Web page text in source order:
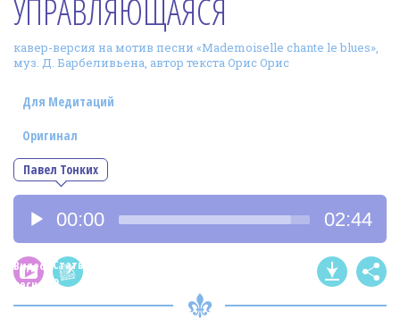
Фотогалерея
In English
Видео
Ииссиидиология
Номера песен
УПРАВЛЯЮЩАЯСЯ
кавер-версия на мотив песни «Мademoiselle chante le blues»,
муз. Д. Барбеливьена, автор текста Орис Орис
Павел Тонких
Для Медитаций
Оригинал
Аудиоплеер
00:00 02:44
Видео
песни
Статья
о